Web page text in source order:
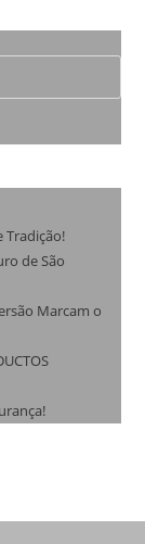
Tradição!
de São
Marcam o